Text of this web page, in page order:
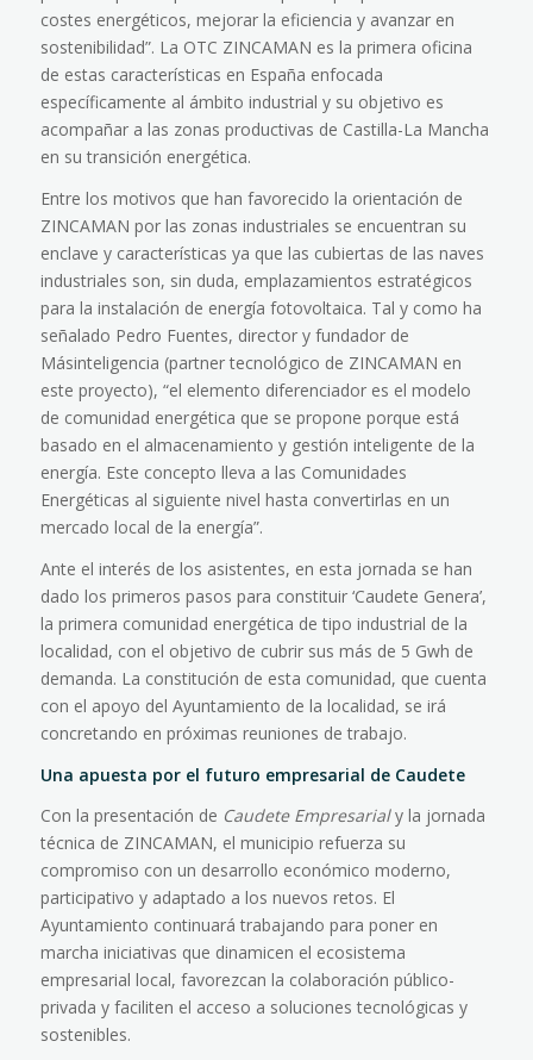
costes energéticos, mejorar la eficiencia y avanzar en
sostenibilidad”. La OTC ZINCAMAN es la primera oficina
de estas características en España enfocada
específicamente al ámbito industrial y su objetivo es
acompañar a las zonas productivas de Castilla-La Mancha
en su transición energética.
Entre los motivos que han favorecido la orientación de
ZINCAMAN por las zonas industriales se encuentran su
enclave y características ya que las cubiertas de las naves
industriales son, sin duda, emplazamientos estratégicos
para la instalación de energía fotovoltaica. Tal y como ha
señalado Pedro Fuentes, director y fundador de
Másinteligencia (partner tecnológico de ZINCAMAN en
este proyecto), “el elemento diferenciador es el modelo
de comunidad energética que se propone porque está
basado en el almacenamiento y gestión inteligente de la
energía. Este concepto lleva a las Comunidades
Energéticas al siguiente nivel hasta convertirlas en un
mercado local de la energía”.
Ante el interés de los asistentes, en esta jornada se han
dado los primeros pasos para constituir ‘Caudete Genera’,
la primera comunidad energética de tipo industrial de la
localidad, con el objetivo de cubrir sus más de 5 Gwh de
demanda. La constitución de esta comunidad, que cuenta
con el apoyo del Ayuntamiento de la localidad, se irá
concretando en próximas reuniones de trabajo.
Una apuesta por el futuro empresarial de Caudete
Con la presentación de Caudete Empresarialy la jornada
técnica de ZINCAMAN, el municipio refuerza su
compromiso con un desarrollo económico moderno,
participativo y adaptado a los nuevos retos. El
Ayuntamiento continuará trabajando para poner en
marcha iniciativas que dinamicen el ecosistema
empresarial local, favorezcan la colaboración público-
privada y faciliten el acceso a soluciones tecnológicas y
sostenibles.